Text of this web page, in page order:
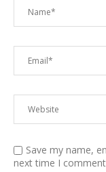
Save my name,
next time I